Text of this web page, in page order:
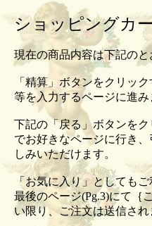
ショッピングカ
現在の商品内容は下記の
「精算」ボタンをクリッ
等を入力するページに進み
下記の「戻る」ボタンを
でお好きなページに行き
しみいただけます。
「お気に入り」としても
最後のページ(Pg.3)にて｛
い限り、ご注文は送信さ